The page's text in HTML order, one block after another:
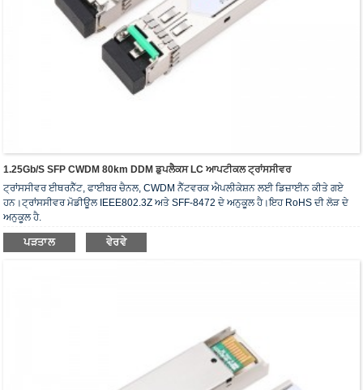
1.25Gb/s SFP CWDM 80km DDM ਡੁਪਲੈਕਸ LC ਆਪਟੀਕਲ ਟ੍ਰਾਂਸਸੀਵਰ
ਟ੍ਰਾਂਸਸੀਵਰ ਈਥਰਨੈੱਟ, ਫਾਈਬਰ ਚੈਨਲ, CWDM ਨੈੱਟਵਰਕ ਐਪਲੀਕੇਸ਼ਨ ਲਈ ਡਿਜ਼ਾਈਨ ਕੀਤੇ ਗਏ
ਹਨ।ਟ੍ਰਾਂਸਸੀਵਰ ਮੋਡੀਊਲ IEEE802.3Z ਅਤੇ SFF-8472 ਦੇ ਅਨੁਕੂਲ ਹੈ।ਇਹ RoHS ਦੀ ਲੋੜ ਦੇ
ਅਨੁਕੂਲ ਹੈ.
ਪੜਤਾਲ ਵੇਰਵੇ